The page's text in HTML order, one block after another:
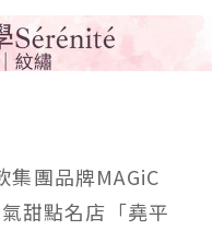
集團品牌MAGiC
甜點名店「堯平